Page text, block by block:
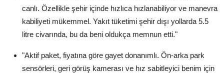
canlı. Özellikle şehir içinde hızlıca hızlanabiliyor ve manevra
kabiliyeti mükemmel. Yakıt tüketimi şehir dışı yollarda 5.5
litre civarında, bu da beni oldukça memnun etti."
"Aktif paket, fiyatına göre gayet donanımlı. Ön-arka park
sensörleri, geri görüş kamerası ve hız sabitleyici benim için